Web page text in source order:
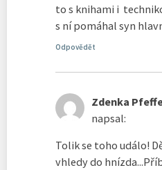
to s knihami i
s ní pomáhal syn
Odpovědět
Zdenka
napsal:
Tolik se toho událo!
vhledy do